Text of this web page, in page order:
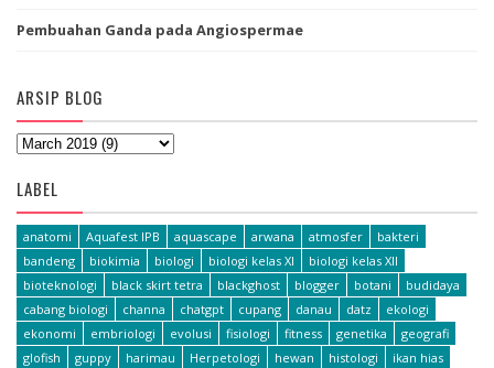
Pembuahan Ganda pada Angiospermae
ARSIP BLOG
LABEL
anatomi Aquafest IPB aquascape arwana atmosfer
bakteri
bandeng
biokimia biologi biologi kelas XI
biologi kelas XII
bioteknologi
black skirt tetra blackghost blogger botani
budidaya
cabang biologi
channa chatgpt cupang danau datz
ekologi
ekonomi
embriologi evolusi fisiologi fitness genetika
geografi
glofish
guppy harimau Herpetologi hewan histologi
ikan hias